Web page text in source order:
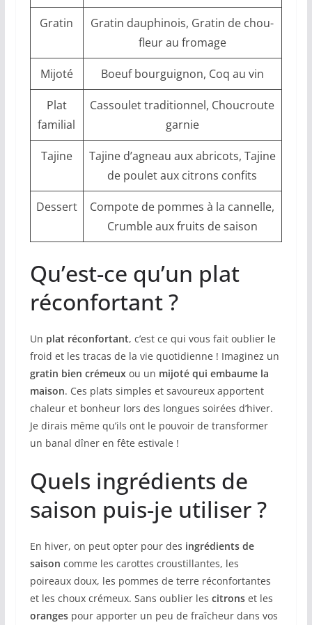
Gratin
Gratin dauphinois, Gratin de chou-
fleur au fromage
Mijoté Boeuf bourguignon, Coq au vin
Plat
familial
Cassoulet traditionnel, Choucroute
garnie
Tajine
Tajine d’agneau aux abricots, Tajine
de poulet aux citrons confits
Dessert
Compote de pommes à la cannelle,
Crumble aux fruits de saison
Qu’est-ce qu’un plat
réconfortant ?
Un plat réconfortant, c’est ce qui vous fait oublier le
froid et les tracas de la vie quotidienne ! Imaginez un
gratin bien crémeuxou un mijoté qui embaume la
maison. Ces plats simples et savoureux apportent
chaleur et bonheur lors des longues soirées d’hiver.
Je dirais même qu’ils ont le pouvoir de transformer
un banal dîner en fête estivale !
Quels ingrédients de
saison puis-je utiliser ?
En hiver, on peut opter pour des ingrédients de
saison comme les carottes croustillantes, les
poireaux doux, les pommes de terre réconfortantes
et les choux crémeux. Sans oublier les citronset les
orangespour apporter un peu de fraîcheur dans vos